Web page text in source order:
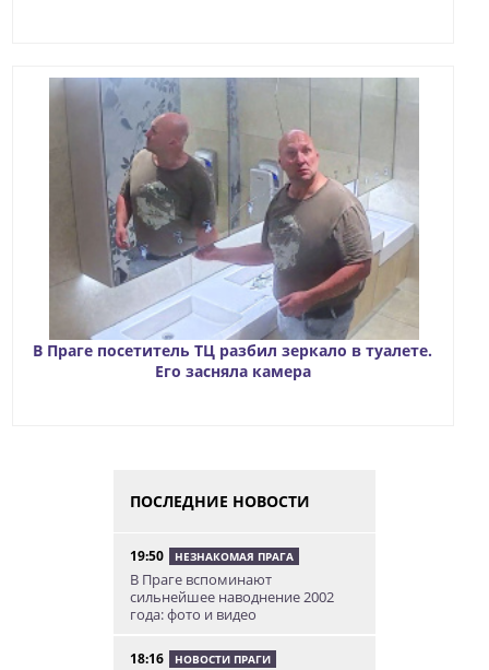
В Праге посетитель ТЦ разбил зеркало в туалете.
Его засняла камера
ПОСЛЕДНИЕ НОВОСТИ
19:50 НЕЗНАКОМАЯ ПРАГА
В Праге вспоминают
сильнейшее наводнение 2002
года: фото и видео
18:16 НОВОСТИ ПРАГИ